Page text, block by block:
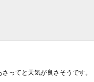
さってと天気が良さそうです。